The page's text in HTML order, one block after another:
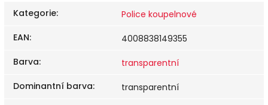
Kategorie:
Police koupelnové
EAN:
4008838149355
Barva:
transparentní
Dominantní barva:
transparentní